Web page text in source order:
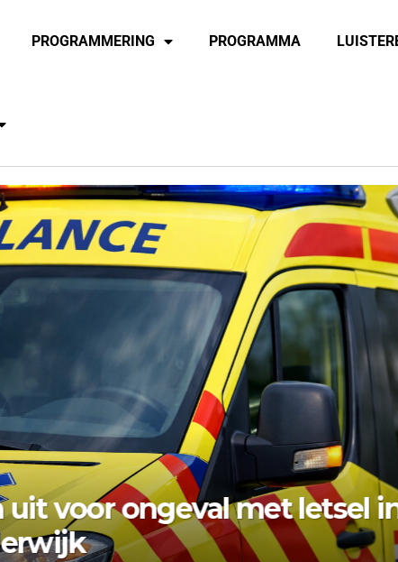
PROGRAMMERING PROGRAMMA
bezwaar vishandel af:
stopt eind 2026